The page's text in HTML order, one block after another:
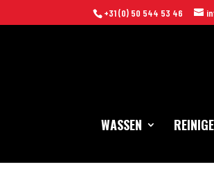
+31 (0) 50 544 53 46
WASSEN